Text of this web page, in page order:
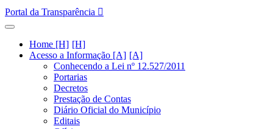
Portal da Transparência
Home [H]
Acesso a Informação [A]
Conhecendo a Lei nº 12.527/2011
Portarias
Decretos
Prestação de Contas
Diário Oficial do Município
Editais